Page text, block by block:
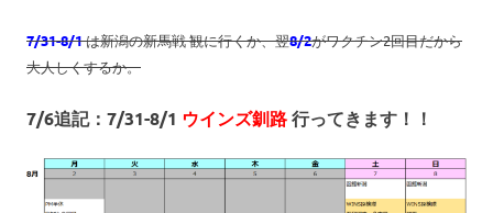
7/31-8/1は新潟の新馬戦 観に行くか、翌8/2がワクチン2回目だから
大人しくするか。
7/6追記：7/31-8/1 ウインズ釧路行ってきます！！